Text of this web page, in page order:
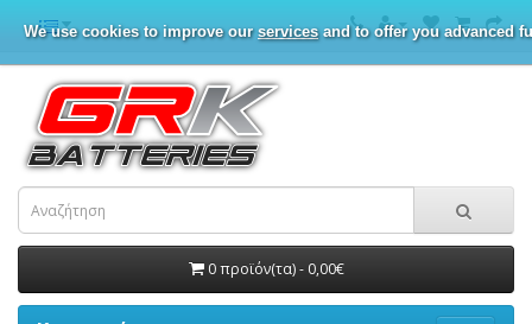
We use cookies to improve our servicesand to offer you advanced
0 προϊόν(τα) - 0,00€